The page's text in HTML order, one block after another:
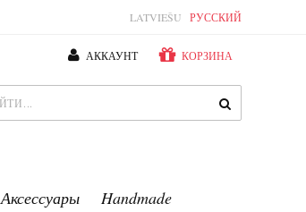
LATVIEŠU РУССКИЙ
АККАУНТ КОРЗИНА
Аксессуары Handmade